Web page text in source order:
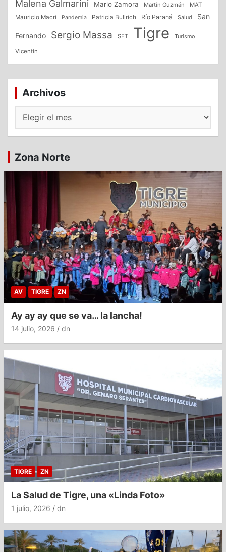
Malena Galmarini Mario Zamora Martín Guzmán
MAT
Mauricio Macri
Pandemia Patricia Bullrich Río Paraná Salud San
Fernando Sergio Massa SET Tigre Turismo
Vicentín
Archivos
Zona Norte
AV TIGRE ZN
Ay ay ay que se va… la lancha!
14 julio, 2026 dn
TIGRE ZN
La Salud de Tigre, una «Linda Foto»
1 julio, 2026 dn